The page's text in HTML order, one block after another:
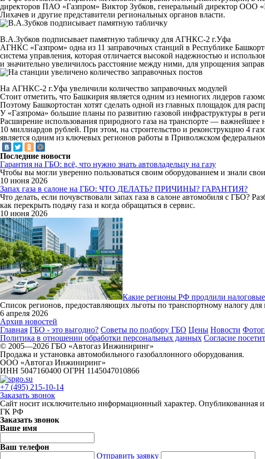
директоров ПАО «Газпром» Виктор Зубков, генеральный директор ООО
Лихачев и другие представители региональных органов власти.
В.А.Зубков подписывает памятную табличку для АГНКС-2 г.Уфа
АГНКС «Газпром» одна из 11 заправочных станций в Республике
система управления, которая отличается высокой надежностью и
и значительно увеличилось расстояние между ними, для упрощения
На АГНКС-2 г.Уфа увеличили количество заправочных модулей
Стоит отметить, что Башкирия является одним из немногих лидеров
Поэтому Башкортостан хотят сделать одной из главных площадок для
У «Газпрома» большие планы по развитию газовой инфраструктуры в
Расширение использования природного газа на транспорте — важнейшее
10 миллиардов рублей. При этом, на строительство и реконструкцию 4
является одним из ключевых регионов работы в Приволжском
Последние новости
Гарантия на ГБО: всё, что нужно знать автовладельцу на газу
Чтобы вы могли уверенно пользоваться своим оборудованием и знали
10 июня 2026
Запах газа в салоне на ГБО: ЧТО ДЕЛАТЬ? ПРИЧИНЫ? ГАРАНТИЯ?
Что делать, если почувствовали запах газа в салоне автомобиля с ГБО?
как перекрыть подачу газа и когда обращаться в сервис.
10 июня 2026
Какие регионы РФ продлили налоговые
Список регионов, предоставляющих льготы по транспортному налогу для
6 апреля 2026
Архив новостей
Главная ГБО - это выгодно? Советы по подбору ГБО Цены Новости
Политика в отношении обработки персональных данных Согласие
© 2005—2026 ГБО «Автогаз Инжиниринг»
Продажа и установка автомобильного газобаллонного оборудования.
ООО «Автогаз Инжиниринг»
ИНН 5047160400 ОГРН 1145047010866
+7 (495) 215-10-14
Заказать звонок
Сайт носит исключительно информационный характер. Опубликованная
ГК РФ
Заказать звонок
Ваше имя
Ваш телефон
Отправить заявку